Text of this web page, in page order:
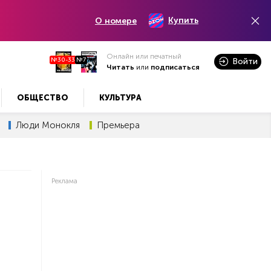
О номере Купить
№30-33 №7
Онлайн или печатный
Читать или подписаться
Войти
ОБЩЕСТВО КУЛЬТУРА
Люди Монокля Премьера
Реклама